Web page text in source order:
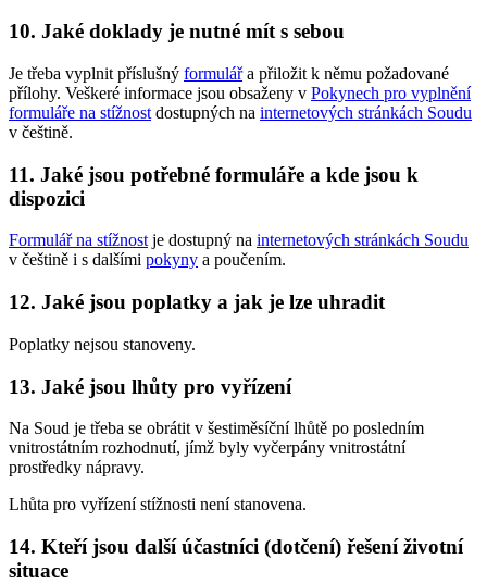
10. Jaké doklady je nutné mít s sebou
Je třeba vyplnit příslušný formulářa přiložit k němu požadované
přílohy. Veškeré informace jsou obsaženy v Pokynech pro vyplnění
formuláře na stížnost dostupných na internetových stránkách Soudu
v češtině.
11. Jaké jsou potřebné formuláře a kde jsou k
dispozici
Formulář na stížnost je dostupný na internetových stránkách Soudu
v češtině i s dalšími pokyny a poučením.
12. Jaké jsou poplatky a jak je lze uhradit
Poplatky nejsou stanoveny.
13. Jaké jsou lhůty pro vyřízení
Na Soud je třeba se obrátit v šestiměsíční lhůtě po posledním
vnitrostátním rozhodnutí, jímž byly vyčerpány vnitrostátní
prostředky nápravy.
Lhůta pro vyřízení stížnosti není stanovena.
14. Kteří jsou další účastníci (dotčení) řešení životní
situace